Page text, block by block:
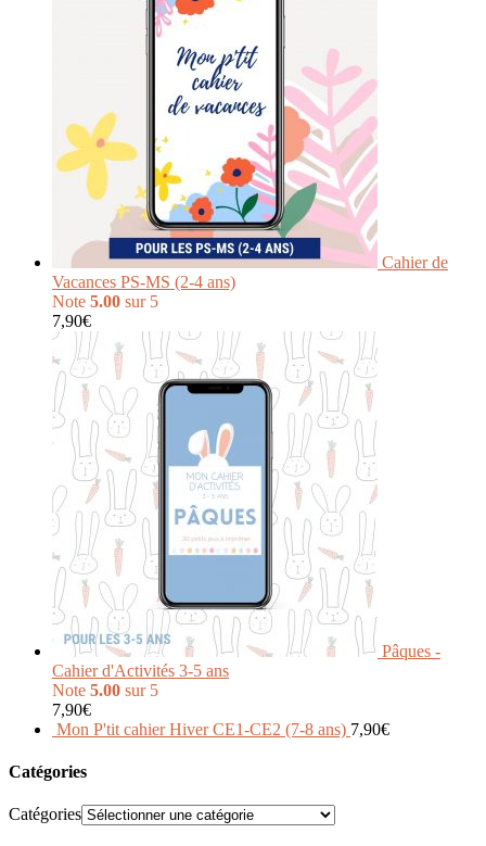
Cahier de
Vacances PS-MS (2-4 ans)
Note 5.00 sur 5
7,90€
Pâques -
Cahier d'Activités 3-5 ans
Note 5.00 sur 5
7,90€
Mon P'tit cahier Hiver CE1-CE2 (7-8 ans) 7,90€
Catégories
Catégories